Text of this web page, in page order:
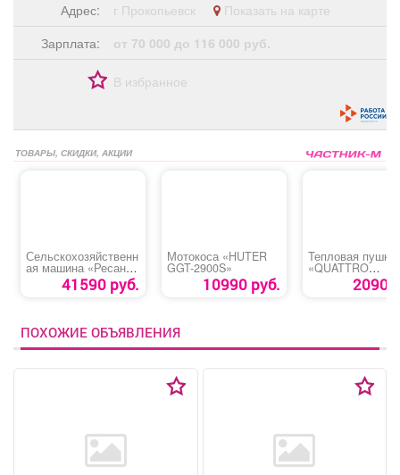
Адрес:
г Прокопьевск
Показать на карте
Зарплата:
от 70 000 до 116 000 руб.
В избранное
ТОВАРЫ, СКИДКИ, АКЦИИ
Сельскохозяйственн
ая машина «Ресанта
МБ-7000 Р-10
41590 руб.
Мотокоса «HUTER
GGT-2900S»
10990 руб.
Тепловая пушка
«QUATTRO
ELEMENTI QE-
2090
ПОХОЖИЕ ОБЪЯВЛЕНИЯ